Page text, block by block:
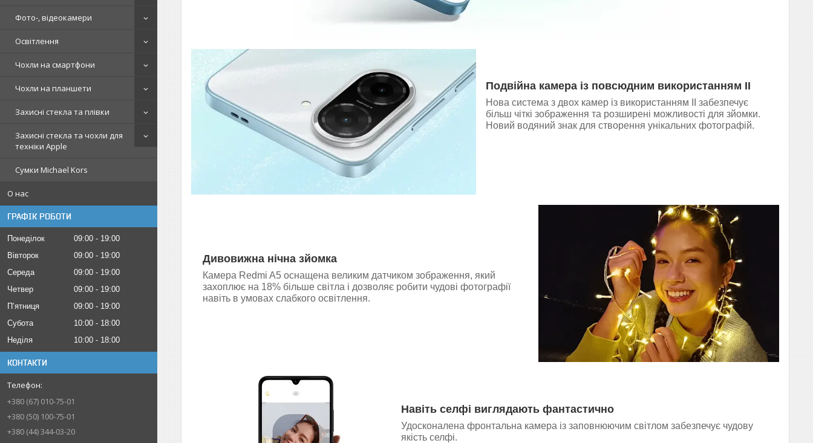
Фото-, відеокамери
Освітлення
Чохли на смартфони
Чохли на планшети
Захисні стекла та плівки
Захисні стекла та чохли для
техніки Apple
Сумки Michael Kors
О нас
ГРАФІК РОБОТИ
Понеділок 09:00
19:00
Вівторок
09:00
19:00
Середа
09:00
19:00
Четвер
09:00
19:00
Пʼятниця
09:00
19:00
Субота
10:00
18:00
Неділя
10:00 18:00
КОНТАКТИ
+380 (67) 010-75-01
+380 (50) 100-75-01
+380 (44) 344-03-20
Подвійна камера із повсюдним використанням ІІ
Нова система з двох камер із використанням ІІ забезпечує
більш чіткі зображення та розширені можливості для зйомки.
Новий водяний знак для створення унікальних фотографій.
Дивовижна нічна зйомка
Камера Redmi A5 оснащена великим датчиком зображення, який
захоплює на 18% більше світла і дозволяє робити чудові фотографії
навіть в умовах слабкого освітлення.
Навіть селфі виглядають фантастично
Удосконалена фронтальна камера із заповнюючим світлом забезпечує чудову
якість селфі.